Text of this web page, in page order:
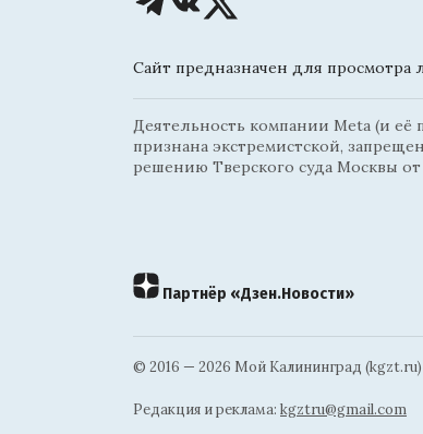
Сайт предназначен для просмотра
Деятельность компании Meta (и её
признана экстремистской,
решению Тверского суда Москвы от
Партнёр «Дзен.Новости»
© 2016 — 2026 Мой Калининград (kgzt.ru)
Редакция и реклама: kgztru@gmail.com